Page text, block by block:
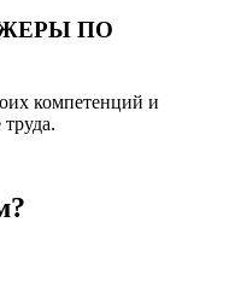
ПО
компетенций и